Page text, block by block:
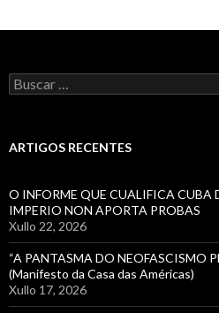
Buscar:
ARTIGOS RECENTES
O INFORME QUE CUALIFICA
IMPERIO NON APORTA PROBAS
Xullo 22, 2026
“A PANTASMA DO NEOFASCISMO
(Manifesto da Casa das Américas)
Xullo 17, 2026